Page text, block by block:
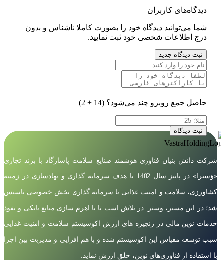
دیدگاه‌های کاربران
شما می‌توانید دیدگاه خود را بصورت کاملا ناشناس و بدون
درج اطلاعات شخصی خود ثبت نمایید.
ثبت دیدگاه جدید
حاصل جمع روبرو چند می‌شود؟ (14 + 2)
ثبت دیدگاه
شرکت دانش بنیان فناوری هوشمند صنایع سلامت پاسارگاد با برند تجاری
«وَسترا» در پاییز سال 1402 با هدف سرمایه گذاری و نهادسازی در زمینه
کشاورزی، سلامت و امنیت غذایی با سرمایه گذاری بخش خصوصی تاسیس
شد؛ در این مسیر، وسترا در تلاش است تا با اهرم سازی منابع بانکی و نفوذ
خدمات نوین مالی در زنجیره های ارزش اکوسیستم سلامت و امنیت غذایی
سبب توسعه مقیاس این اکوسیستم شده و با هم افزایی و مدیریت بین اجزا
با استفاده از فناوری‌های نوین، خلق ارزش نماید.